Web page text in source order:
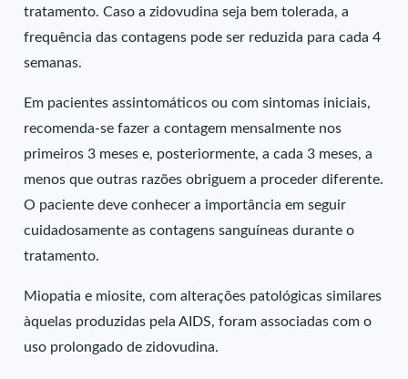
tratamento. Caso a zidovudina seja bem tolerada, a
frequência das contagens pode ser reduzida para cada 4
semanas.
Em pacientes assintomáticos ou com sintomas iniciais,
recomenda-se fazer a contagem mensalmente nos
primeiros 3 meses e, posteriormente, a cada 3 meses, a
menos que outras razões obriguem a proceder diferente.
O paciente deve conhecer a importância em seguir
cuidadosamente as contagens sanguíneas durante o
tratamento.
Miopatia e miosite, com alterações patológicas similares
àquelas produzidas pela AIDS, foram associadas com o
uso prolongado de zidovudina.